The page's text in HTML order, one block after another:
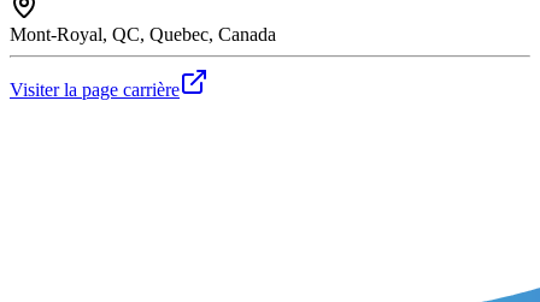
Mont-Royal, QC, Quebec, Canada
Visiter la page carrière